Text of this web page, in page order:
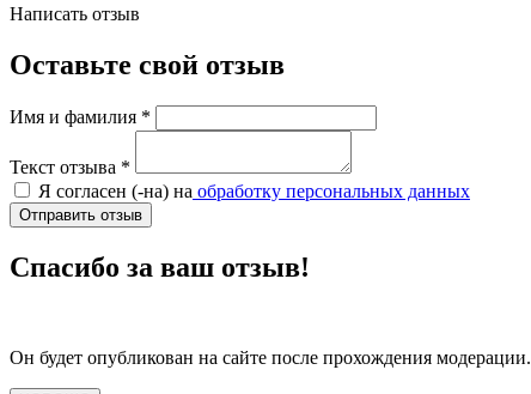
Написать отзыв
Оставьте свой отзыв
Имя и фамилия *
Текст отзыва *
Я согласен (-на) на обработку персональных данных
Отправить отзыв
Спасибо за ваш отзыв!
Он будет опубликован на сайте после прохождения модерации.